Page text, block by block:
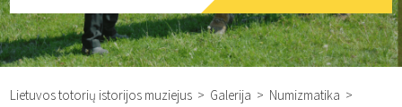
Lietuvos totorių istorijos muziejus > Galerija > Numizmatika >